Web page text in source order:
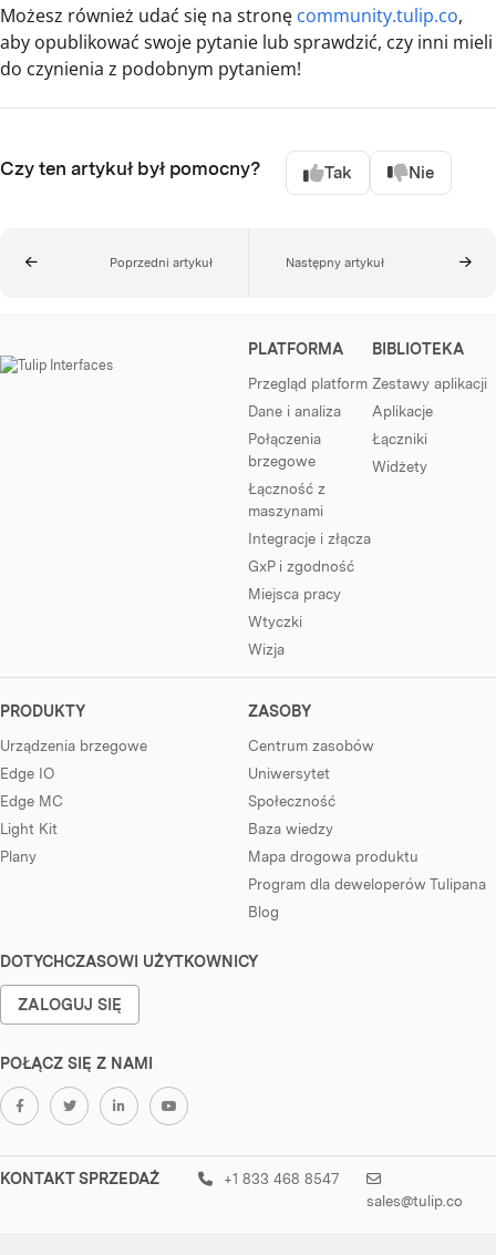
Możesz również udać się na stronę community.tulip.co,
aby opublikować swoje pytanie lub sprawdzić, czy inni mieli
do czynienia z podobnym pytaniem!
Czy ten artykuł był pomocny? Tak Nie
Poprzedni artykuł Następny artykuł
PLATFORMA
Przegląd platform
Dane i analiza
Połączenia
brzegowe
Łączność z
maszynami
Integracje i złącza
GxP i zgodność
Miejsca pracy
Wtyczki
Wizja
BIBLIOTEKA
Zestawy aplikacji
Aplikacje
Łączniki
Widżety
PRODUKTY
Urządzenia brzegowe
Edge IO
Edge MC
Light Kit
Plany
ZASOBY
Centrum zasobów
Uniwersytet
Społeczność
Baza wiedzy
Mapa drogowa produktu
Program dla deweloperów Tulipana
Blog
DOTYCHCZASOWI UŻYTKOWNICY
ZALOGUJ SIĘ
POŁĄCZ SIĘ Z NAMI
KONTAKT SPRZEDAŻ
+1 833 468 8547
sales@tulip.co